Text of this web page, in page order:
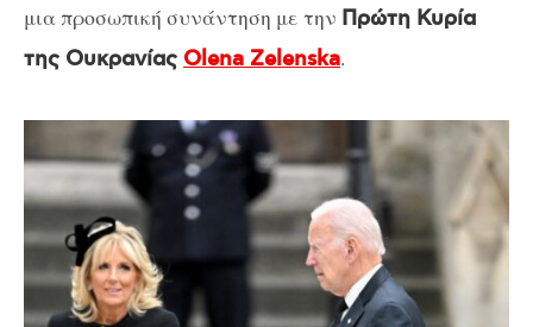
μια προσωπική συνάντηση με την Πρώτη Κυρία
της Ουκρανίας Olena Zelenska.